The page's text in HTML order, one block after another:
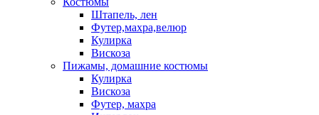
Штапель, лен
Футер,махра,велюр
Кулирка
Вискоза
Пижамы, домашние костюмы
Кулирка
Вискоза
Футер, махра